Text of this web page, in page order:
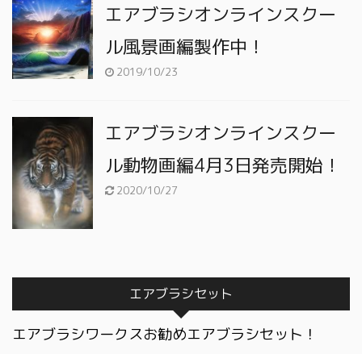
エアブラシオンラインスクー
ル風景画編製作中！
2019/10/23
エアブラシオンラインスクー
ル動物画編4月3日発売開始！
2020/10/27
エアブラシセット
エアブラシワークスお勧めエアブラシセット！